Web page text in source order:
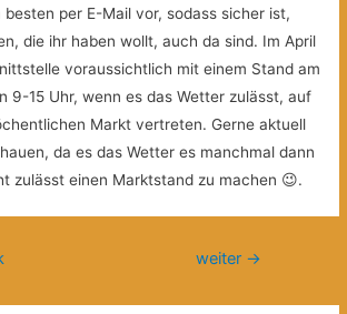
per E-Mail vor, sodass sicher ist,
die ihr haben wollt, auch da sind. Im April
voraussichtlich mit einem Stand am
9-15 Uhr, wenn es das Wetter zulässt, auf
Markt vertreten. Gerne aktuell
da es das Wetter es manchmal dann
zulässt einen Marktstand zu machen 😉.
weiter →